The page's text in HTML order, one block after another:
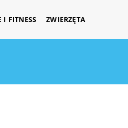
I FITNESS ZWIERZĘTA